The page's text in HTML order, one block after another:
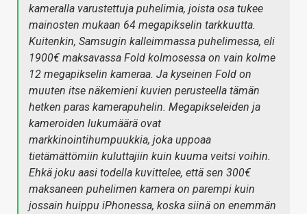
kameralla varustettuja puhelimia, joista osa tukee
mainosten mukaan 64 megapikselin tarkkuutta.
Kuitenkin, Samsugin kalleimmassa puhelimessa, eli
1900€ maksavassa Fold kolmosessa on vain kolme
12 megapikselin kameraa. Ja kyseinen Fold on
muuten itse näkemieni kuvien perusteella tämän
hetken paras kamerapuhelin. Megapikseleiden ja
kameroiden lukumäärä ovat
markkinointihumpuukkia, joka uppoaa
tietämättömiin kuluttajiin kuin kuuma veitsi voihin.
Ehkä joku aasi todella kuvittelee, että sen 300€
maksaneen puhelimen kamera on parempi kuin
jossain huippu iPhonessa, koska siinä on enemmän